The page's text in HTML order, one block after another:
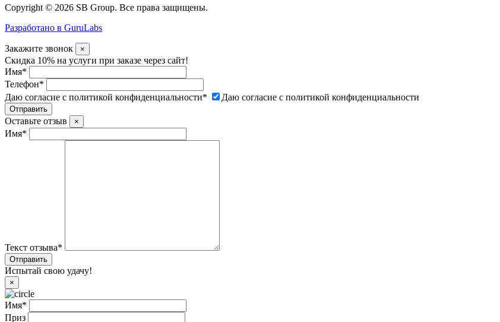
Copyright © 2026 SB Group. Все права защищены.
Разработано в GuruLabs
Закажите звонок ×
Скидка 10% на услуги при заказе через сайт!
Имя*
Телефон*
Даю согласие с политикой конфиденциальности* Даю согласие с политикой конфиденциальности
Оставьте отзыв ×
Имя*
Текст отзыва*
Испытай свою удачу!
×
Имя*
Приз